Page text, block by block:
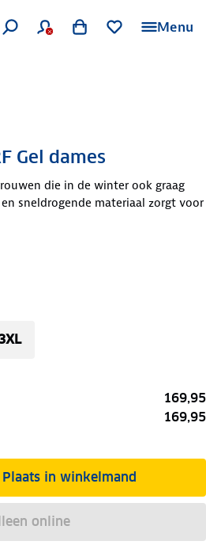
Menu
Gel dames
die in de winter ook graag
sneldrogende materiaal zorgt voor
169,95
169,95
Plaats in winkelmand
online